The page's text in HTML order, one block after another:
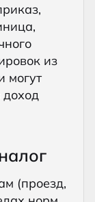
из
могут
(проезд,